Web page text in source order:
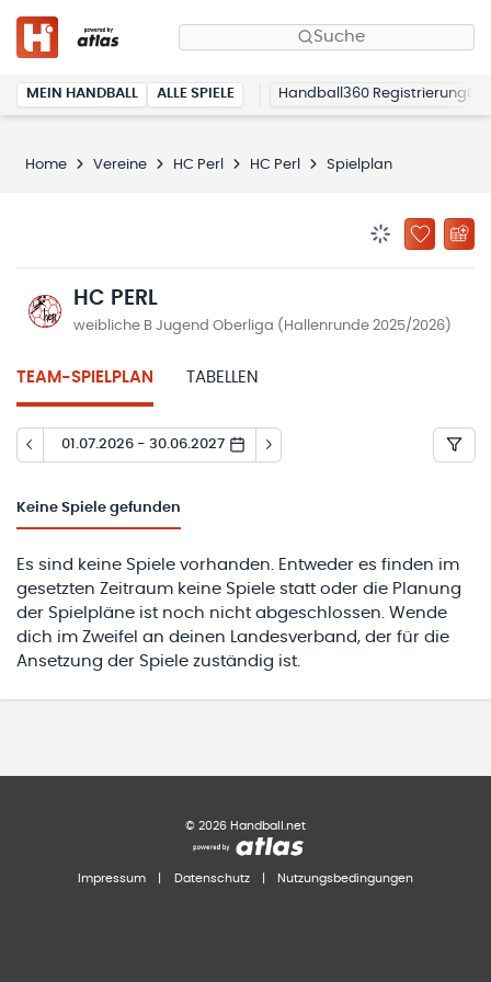
Suche
MEIN HANDBALL ALLE SPIELE Handball360 Registrierung
Home Vereine HC Perl HC Perl Spielplan
ZU
HC PERL
weibliche B Jugend Oberliga (Hallenrunde 2025/2026)
TEAM-SPIELPLAN TABELLEN
01.07.2026 - 30.06.2027
Keine Spiele gefunden
Es sind keine Spiele vorhanden. Entweder es finden im
gesetzten Zeitraum keine Spiele statt oder die Planung
der Spielpläne ist noch nicht abgeschlossen. Wende
dich im Zweifel an deinen Landesverband, der für die
Ansetzung der Spiele zuständig ist.
© 2026 Handball.net
Impressum Datenschutz Nutzungsbedingungen